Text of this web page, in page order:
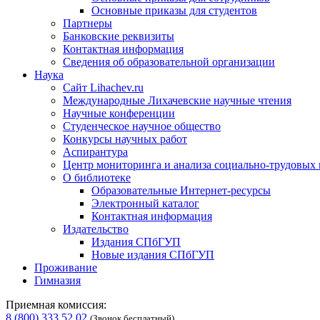
Основные приказы для студентов
Партнеры
Банковские реквизиты
Контактная информация
Сведения об образовательной организации
Наука
Сайт Lihachev.ru
Международные Лихачевские научные чтения
Научные конференции
Студенческое научное общество
Конкурсы научных работ
Аспирантура
Центр мониторинга и анализа социально-трудовых
О библиотеке
Образовательные Интернет-ресурсы
Электронный каталог
Контактная информация
Издательство
Издания СПбГУП
Новые издания СПбГУП
Проживание
Гимназия
Приемная комиссия:
8 (800) 333 52 02